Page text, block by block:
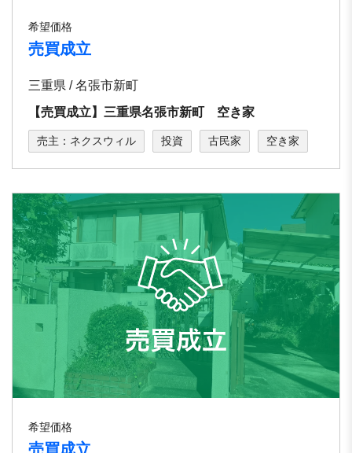
希望価格
売買成立
三重県 / 名張市新町
【売買成立】三重県名張市新町 空き家
売主：ネクスウィル 投資 古民家 空き家
希望価格
売買成立